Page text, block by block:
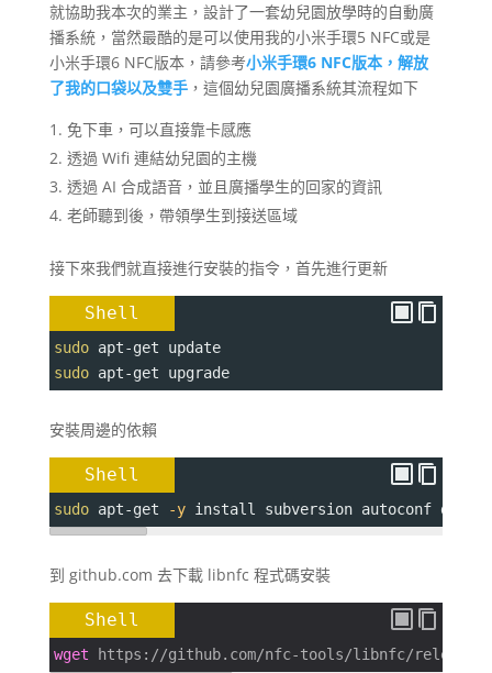
就協助我本次的業主，設計了一套幼兒園放學時的自動廣
播系統，當然最酷的是可以使用我的小米手環5 NFC或是
小米手環6 NFC版本，請參考小米手環6 NFC版本，解放
了我的口袋以及雙手，這個幼兒園廣播系統其流程如下
免下車，可以直接靠卡感應
透過 Wifi 連結幼兒園的主機
透過 AI 合成語音，並且廣播學生的回家的資訊
老師聽到後，帶領學生到接送區域
接下來我們就直接進行安裝的指令，首先進行更新
Shell
sudo apt-get update
sudo apt-get upgrade
安裝周邊的依賴
Shell
sudo apt-get -y install subversion autoconf
到 github.com 去下載 libnfc 程式碼安裝
Shell
wget https://github.com/nfc-tools/libnfc/